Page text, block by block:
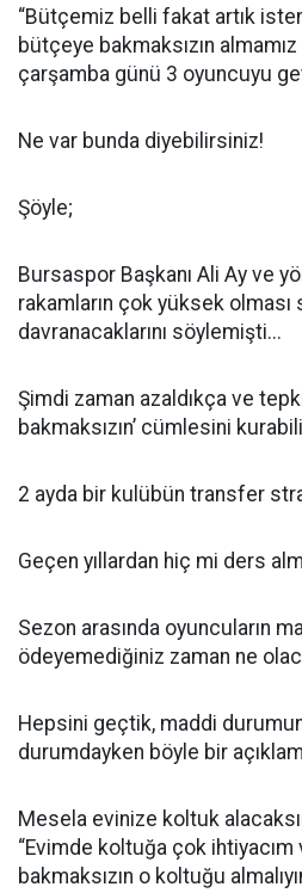
“Bütçemiz belli fakat artık
bütçeye bakmaksızın
çarşamba günü 3 oyuncuyu
Ne var bunda diyebilirsiniz!
Şöyle;
Bursaspor Başkanı Ali Ay ve
rakamların çok yüksek olması
davranacaklarını söylemişti...
Şimdi zaman azaldıkça ve
bakmaksızın’ cümlesini
2 ayda bir kulübün transfer
Geçen yıllardan hiç mi ders
Sezon arasında oyuncuların
ödeyemediğiniz zaman ne
Hepsini geçtik, maddi
durumdayken böyle bir
Mesela evinize koltuk
“Evimde koltuğa çok
bakmaksızın o koltuğu